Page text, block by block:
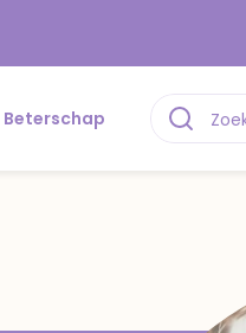
Beterschap